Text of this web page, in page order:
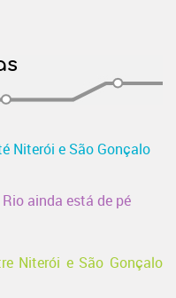
Niterói e São Gonçalo
ainda está de pé
Niterói e São Gonçalo